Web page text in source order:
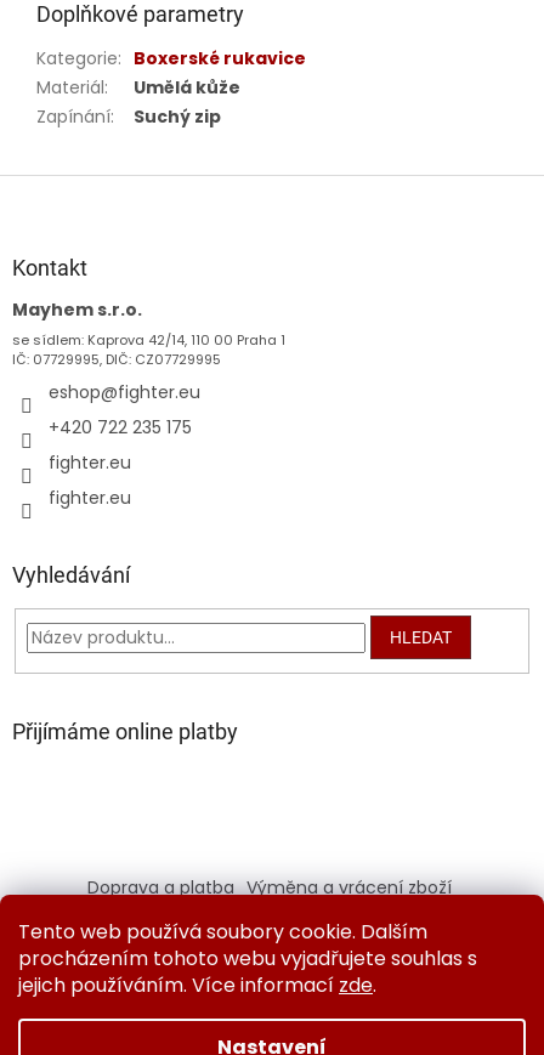
Tento web používá soubory cookie. Dalším
procházením tohoto webu vyjadřujete souhlas s
jejich používáním. Více informací zde.
Nastavení
Doplňkové parametry
Kategorie: Boxerské rukavice
Materiál:
Umělá kůže
Zapínání: Suchý zip
Kontakt
Mayhem s.r.o.
se sídlem: Kaprova 42/14, 110 00 Praha 1
IČ: 07729995, DIČ: CZ07729995
eshop@fighter.eu
+420 722 235 175
fighter.eu
fighter.eu
Vyhledávání
HLEDAT
Přijímáme online platby
Doprava a platba Výměna a vrácení zboží
Ochrana osobních údajů